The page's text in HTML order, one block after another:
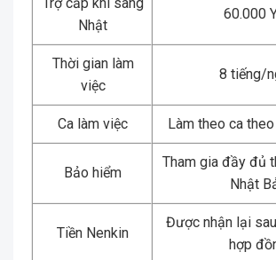
Trợ cấp khi sang
Nhật
60.000
Thời gian làm
việc
8 tiếng/
Ca làm việc Làm theo ca
Bảo hiểm
Tham gia đầy đủ
Nhật
Tiền Nenkin
Được nhận lại
hợp